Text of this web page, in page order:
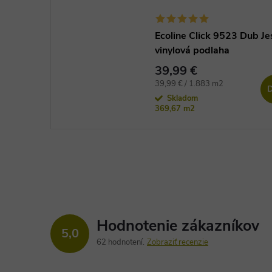
Ecoline Click 9523 Dub
vinylová podlaha
39,99 €
Jednotková
cena:
39,99 € / 1.883 m2
Skladom
369,67 m2
5,0 Hodnotenie zákazníkov
62 hodnotení Zobraziť recenzie